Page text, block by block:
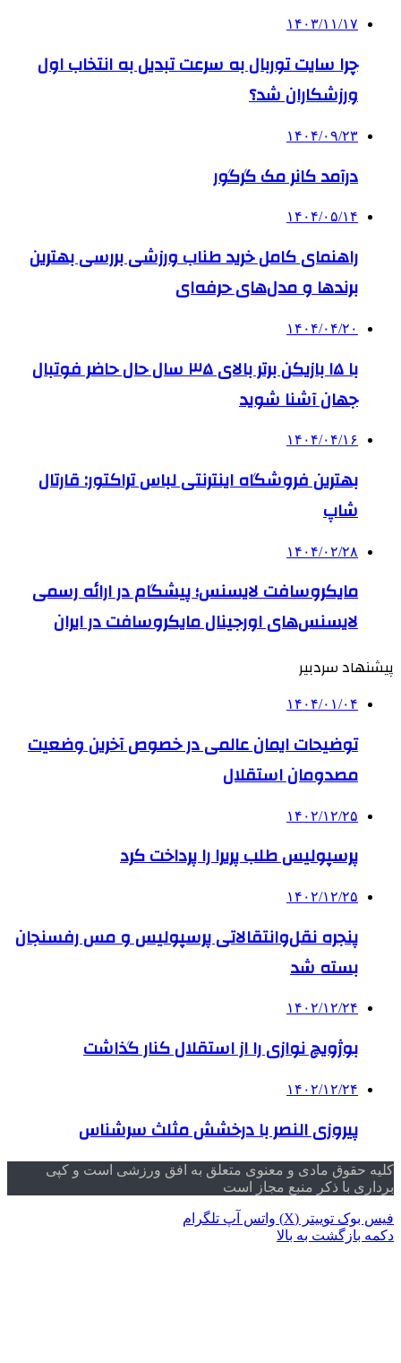
۱۴۰۳/۱۱/۱۷
چرا سایت توربال به ‌سرعت تبدیل به انتخاب اول
ورزشکاران شد؟
۱۴۰۴/۰۹/۲۳
درآمد کانر مک گرگور
۱۴۰۴/۰۵/۱۴
راهنمای کامل خرید طناب ورزشی بررسی بهترین
برندها و مدل‌های حرفه‌ای
۱۴۰۴/۰۴/۲۰
با ۱۵ بازیکن برتر بالای ۳۵ سال حال حاضر فوتبال
جهان آشنا شوید
۱۴۰۴/۰۴/۱۶
بهترین فروشگاه اینترنتی لباس تراکتور: قارتال
شاپ
۱۴۰۴/۰۲/۲۸
مایکروسافت لایسنس؛ پیشگام در ارائه رسمی
لایسنس‌های اورجینال مایکروسافت در ایران
پیشنهاد سردبیر
۱۴۰۴/۰۱/۰۴
توضیحات ایمان عالمی در خصوص آخرین وضعیت
مصدومان استقلال
۱۴۰۲/۱۲/۲۵
پرسپولیس طلب پریرا را پرداخت کرد
۱۴۰۲/۱۲/۲۵
پنجره نقل‌وانتقالاتی پرسپولیس و مس رفسنجان
بسته شد
۱۴۰۲/۱۲/۲۴
بوژویچ نوازی را از استقلال کنار گذاشت
۱۴۰۲/۱۲/۲۴
پیروزی النصر با درخشش مثلث سرشناس
کلیه حقوق مادی و معنوی متعلق به افق ورزشی است و کپی
برداری با ذکر منبع مجاز است
فیس بوک توییتر (X) واتس آپ تلگرام
دکمه بازگشت به بالا